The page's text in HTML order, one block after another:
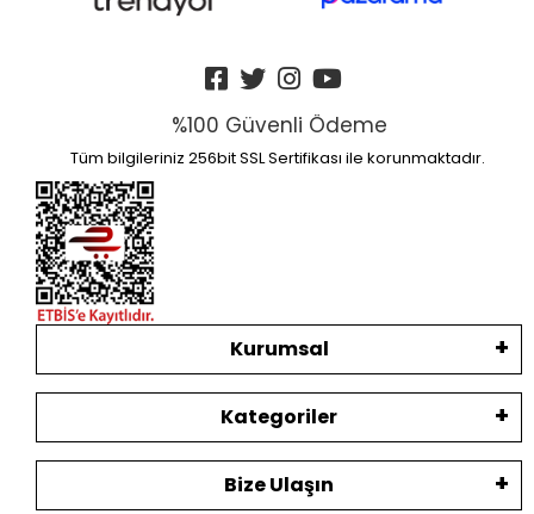
%100 Güvenli Ödeme
Tüm bilgileriniz 256bit SSL Sertifikası ile korunmaktadır.
Kurumsal
Kategoriler
Bize Ulaşın